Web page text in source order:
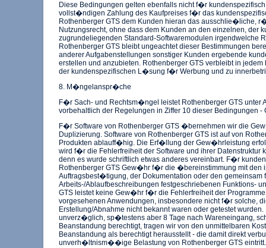
Diese Bedingungen gelten ebenfalls nicht f�r
vollst�ndigen Zahlung des Kaufpreises f�r das
Rothenberger GTS dem Kunden hieran das ausschlie�liche,
Nutzungsrecht, ohne dass dem Kunden an den einzelnen, der
zugrundeliegenden Standard-Softwaremodulen irgendwelche
Rothenberger GTS bleibt ungeachtet dieser Bestimmungen
anderer Aufgabenstellungen sonstiger Kunden ergebende
erstellen und anzubieten. Rothenberger GTS verbleibt in
der kundenspezifischen L�sung f�r Werbung und zu
8. M�ngelanspr�che
F�r Sach- und Rechtsm�ngel leistet Rothenberger GTS unter
vorbehaltlich der Regelungen in Ziffer 10 dieser Bedingungen
F�r Software von Rothenberger GTS �bernehmen wir die
Duplizierung. Software von Rothenberger GTS ist auf von
Produkten ablauff�hig. Die Erf�llung der Gew�hrleistung
wird f�r die Fehlerfreiheit der Software und ihrer
denn es wurde schriftlich etwas anderes vereinbart. F�r
Rothenberger GTS Gew�hr f�r die �bereinstimmung mit den
Auftragsbest�tigung, der Dokumentation oder den gemeinsam
Arbeits-/Ablaufbeschreibungen festgeschriebenen Funktions-
GTS leistet keine Gew�hr f�r die Fehlerfreiheit der
vorgesehenen Anwendungen, insbesondere nicht f�r solche,
Erstellung/Abnahme nicht bekannt waren oder getestet
unverz�glich, sp�testens aber 8 Tage nach Wareneingang,
Beanstandung berechtigt, tragen wir von den unmittelbaren
Beanstandung als berechtigt herausstellt - die damit direkt
unverh�ltnism��ige Belastung von Rothenberger GTS eintritt.